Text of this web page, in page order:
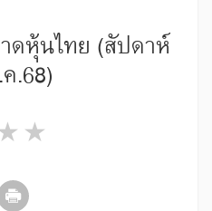
ดหุ้นไทย (สัปดาห์
.68)
4 stars
3 stars